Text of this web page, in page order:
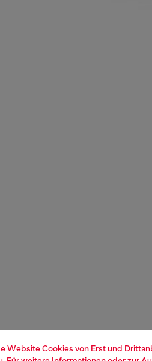
Website Cookies von Erst und